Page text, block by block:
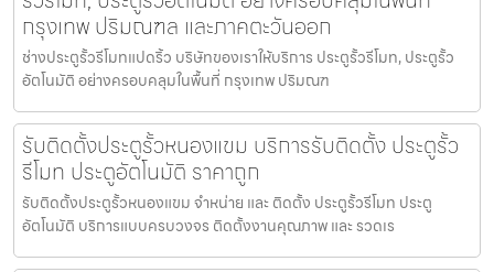
กรุงเทพ ปริมณฑล และภาคตะวันออก
ช่างประตูรั้วรีโมทแปดริ้ว บริษัทของเราให้บริการ ประตูรั้วรีโมท, ประตูรั้ว
อัตโนมัติ อย่างครอบคลุมในพื้นที่ กรุงเทพ ปริมณฑ
รับติดตั้งประตูรั้วหนองแขม บริการรับติดตั้ง ประตูรั้ว
รีโมท ประตูอัตโนมัติ ราคาถูก
รับติดตั้งประตูรั้วหนองแขม จำหน่าย และ ติดตั้ง ประตูรั้วรีโมท ประตู
อัตโนมัติ บริการแบบครบวงจร ติดตั้งงานคุณภาพ และ รวดเร